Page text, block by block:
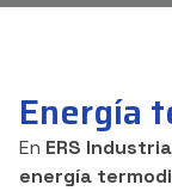
Energía
En ERS
energía